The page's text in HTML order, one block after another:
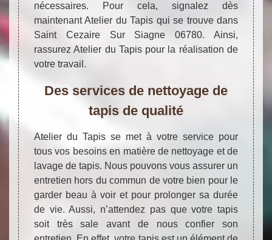
nécessaires. Pour cela, signalez dès
maintenant Atelier du Tapis qui se trouve dans
Saint Cezaire Sur Siagne 06780. Ainsi,
rassurez Atelier du Tapis pour la réalisation de
votre travail.
Des services de nettoyage de
tapis de qualité
Atelier du Tapis se met à votre service pour
tous vos besoins en matière de nettoyage et de
lavage de tapis. Nous pouvons vous assurer un
entretien hors du commun de votre bien pour le
garder beau à voir et pour prolonger sa durée
de vie. Aussi, n’attendez pas que votre tapis
soit très sale avant de nous confier son